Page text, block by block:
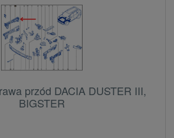
przód DACIA DUSTER III,
BIGSTER